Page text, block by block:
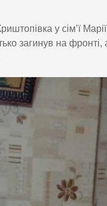
у сім’ї
загинув на